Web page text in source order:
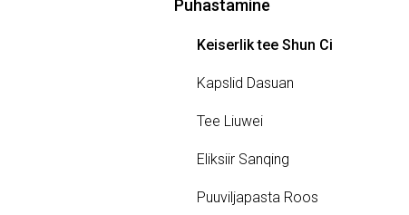
Puhastamine
Keiserlik tee Shun Ci
Kapslid Dasuan
Tee Liuwei
Eliksiir Sanqing
Puuviljapasta Roos